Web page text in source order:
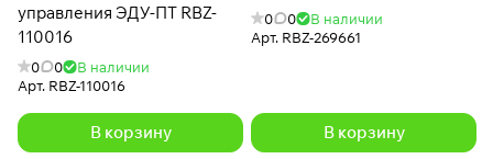
управления ЭДУ-ПТ RBZ-
110016
0 0
В наличии
Арт. RBZ-110016
В корзину
0 0
В наличии
Арт. RBZ-269661
В корзину